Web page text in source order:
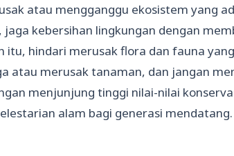
atau mengganggu ekosistem yang
jaga kebersihan lingkungan dengan
itu, hindari merusak flora dan fauna
atau merusak tanaman, dan jangan
menjunjung tinggi nilai-nilai
alam bagi generasi mendatang.